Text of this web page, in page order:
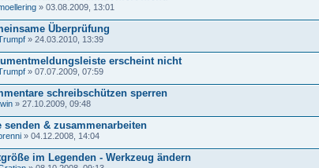
» 03.08.2009, 13:01
Überprüfung
» 24.03.2010, 13:39
erscheint nicht
» 07.07.2009, 07:59
schreibschützen sperren
» 27.10.2009, 09:48
senden & zusammenarbeiten
» 04.12.2008, 14:04
im Legenden - Werkzeug ändern